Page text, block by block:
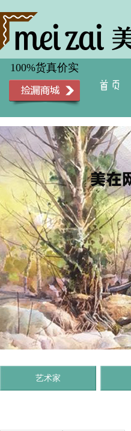
100%货真价实
首页
艺术家